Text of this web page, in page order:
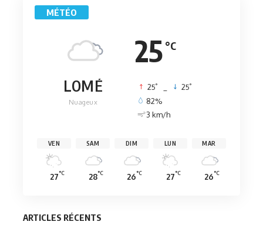
MÉTÉO
25 °C
LOMÉ
Nuageux
25° 25°
82%
3 km/h
VEN
27°C
SAM
28°C
DIM
26°C
LUN
27°C
MAR
26°C
ARTICLES RÉCENTS